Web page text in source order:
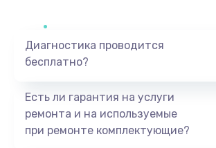
Заказать
Диагностика проводится
бесплатно?
Есть ли гарантия на услуги
ремонта и на используемые
при ремонте комплектующие?